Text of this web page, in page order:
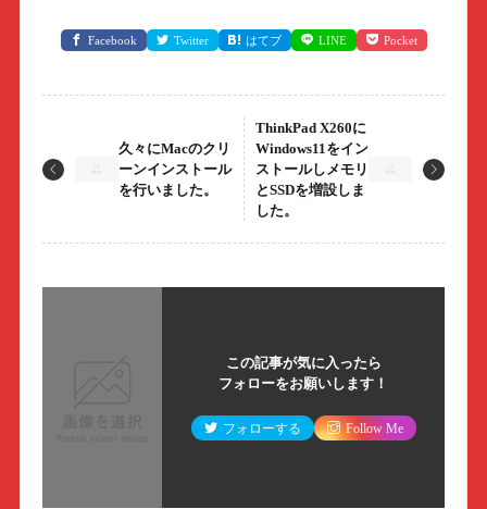
Facebook Twitter はてブ LINE Pocket
久々にMacのクリ
ーンインストール
を行いました。
ThinkPad X260に
Windows11をイン
ストールしメモリ
とSSDを増設しま
した。
この記事が気に入ったら
フォローをお願いします！
フォローする Follow Me